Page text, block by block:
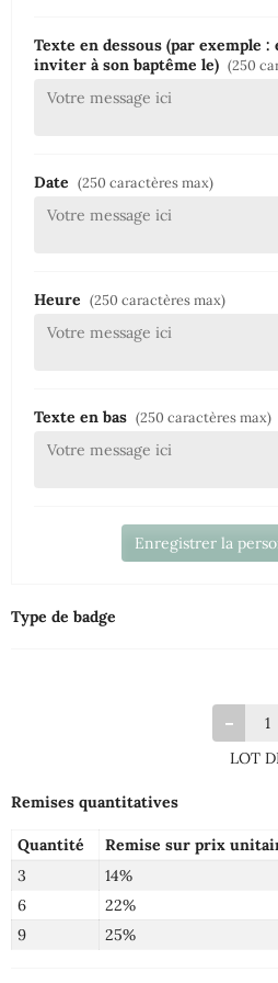
Texte en dessous (par exemple
inviter à son baptême le) (250
Date (250 caractères max)
Heure (250 caractères max)
Texte en bas (250 caractères max)
Enregistrer la
Type de badge
LOT
Remises quantitatives
Quantité Remise sur prix
3
14%
6
22%
9
25%